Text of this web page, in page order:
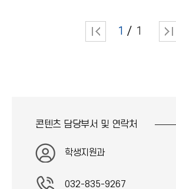
1 1
콘텐츠 담당부서 및 연락처
학생지원과
032-835-9267